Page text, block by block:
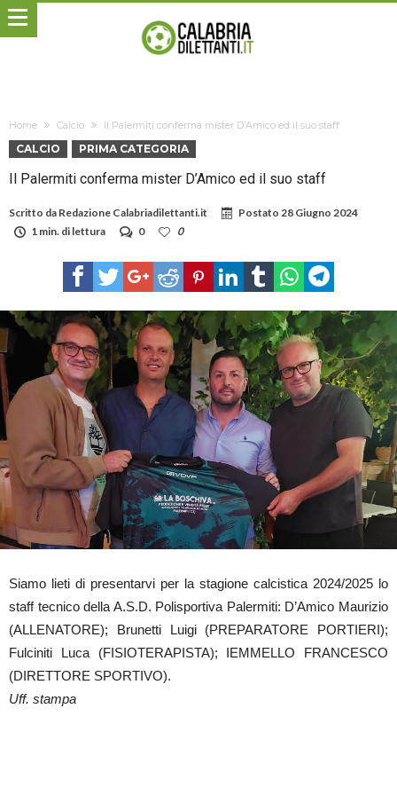
Home Calcio Il Palermiti conferma mister D’Amico ed il suo staff
CALCIO PRIMA CATEGORIA
Il Palermiti conferma mister D’Amico ed il suo staff
Scritto da Redazione Calabriadilettanti.it Postato 28 Giugno 2024
1 min. di lettura
0 0
Siamo lieti di presentarvi per la stagione calcistica 2024/2025 lo
staff tecnico della A.S.D. Polisportiva Palermiti: D’Amico Maurizio
(ALLENATORE); Brunetti Luigi (PREPARATORE PORTIERI);
Fulciniti Luca (FISIOTERAPISTA); IEMMELLO FRANCESCO
(DIRETTORE SPORTIVO).
Uff. stampa